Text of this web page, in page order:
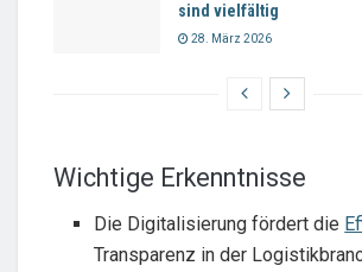
sind vielfältig
28. März 2026
Wichtige Erkenntnisse
Die Digitalisierung fördert die
Transparenz in der